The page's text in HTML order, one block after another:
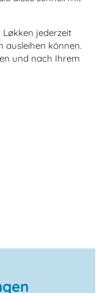
Løkken jederzeit
ausleihen können.
und nach Ihrem